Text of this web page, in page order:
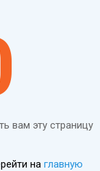
вам эту страницу
на главную